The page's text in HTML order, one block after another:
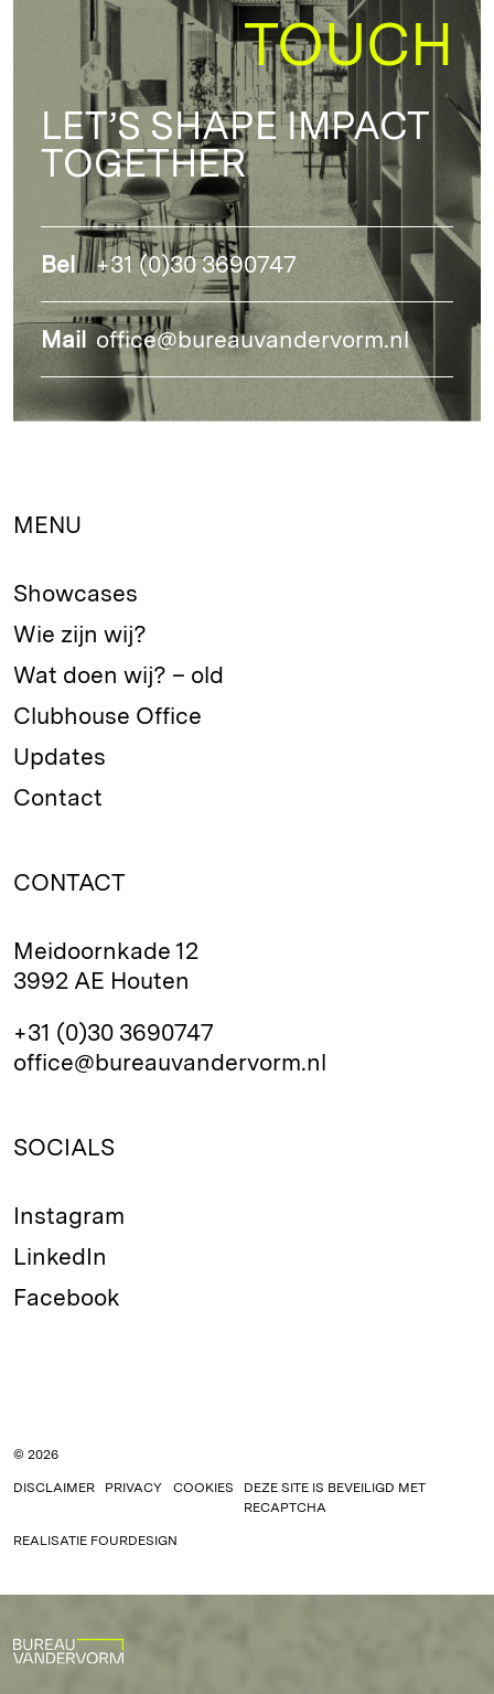
LET’S SHAPE IMPACT
TOGETHER
TOUCH
Bel +31 (0)30 3690747
Mail office@bureauvandervorm.nl
MENU
Showcases
Wie zijn wij?
Wat doen wij? – old
Clubhouse Office
Updates
Contact
CONTACT
Meidoornkade 12
3992 AE Houten
+31 (0)30 3690747
office@bureauvandervorm.nl
SOCIALS
Instagram
LinkedIn
Facebook
© 2026
DISCLAIMER PRIVACY COOKIES
DEZE SITE IS BEVEILIGD MET
RECAPTCHA
REALISATIE FOURDESIGN